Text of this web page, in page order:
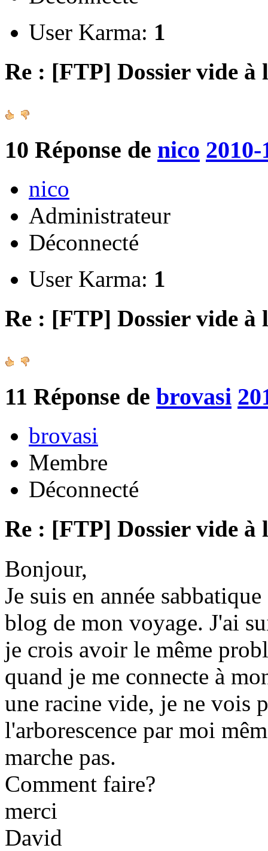
User Karma: 1
Re : [FTP] Dossier vide à
10 Réponse de nico
nico
Administrateur
Déconnecté
User Karma: 1
Re : [FTP] Dossier vide à
11 Réponse de brovasi
brovasi
Membre
Déconnecté
Re : [FTP] Dossier vide à
Bonjour,
Je suis en année
blog de mon voyage. J'ai
je crois avoir le même
quand je me connecte à
une racine vide, je ne vois
l'arborescence par moi
marche pas.
Comment faire?
merci
David